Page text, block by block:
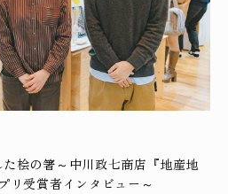
桧の箸～中川政七商店『地産地
リ受賞者インタビュー～